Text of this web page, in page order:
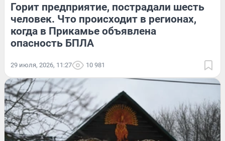
Горит предприятие, пострадали шесть
человек. Что происходит в регионах,
когда в Прикамье объявлена
опасность БПЛА
29 июля, 2026, 11:27 10 981